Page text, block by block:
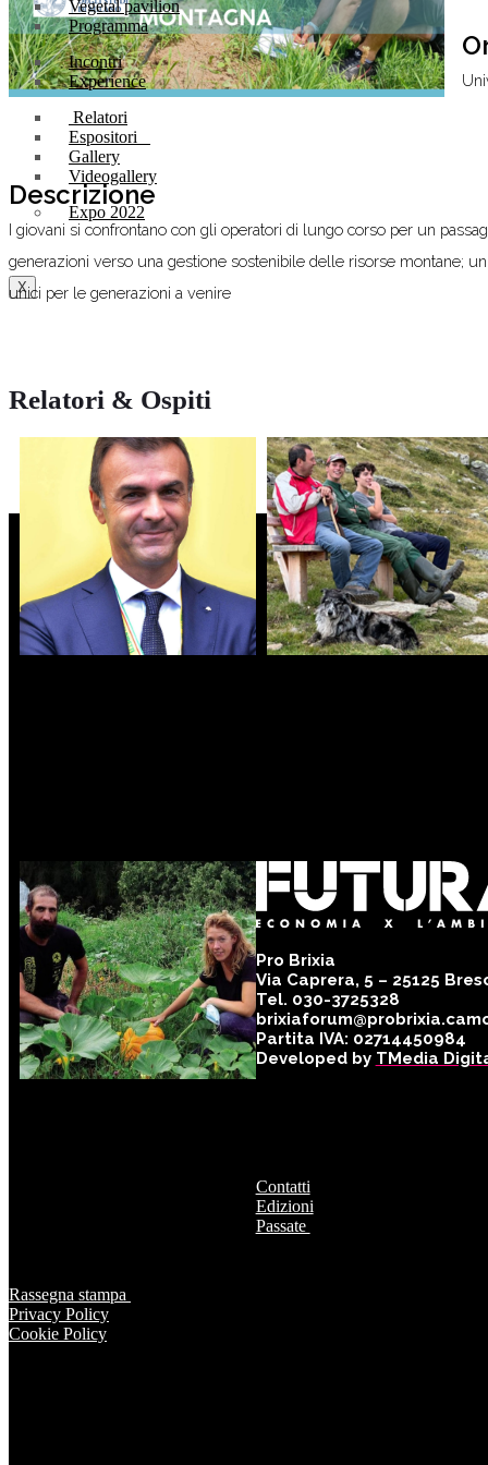
Vegetal pavilion
Programma
Incontri
Experience
Relatori
Espositori
Gallery
Videogallery
Expo 2022
X
Descrizione
I giovani si confrontano con gli operatori di lungo corso per un
generazioni verso una gestione sostenibile delle risorse montane;
unici per le generazioni a venire
Relatori & Ospiti
Pro Brixia
Via Caprera, 5 – 25125
Tel. 030-3725328
Partita IVA: 02714450984
Developed by TMedia
Contatti
Edizioni
Passate
Rassegna stampa
Privacy Policy
Cookie Policy